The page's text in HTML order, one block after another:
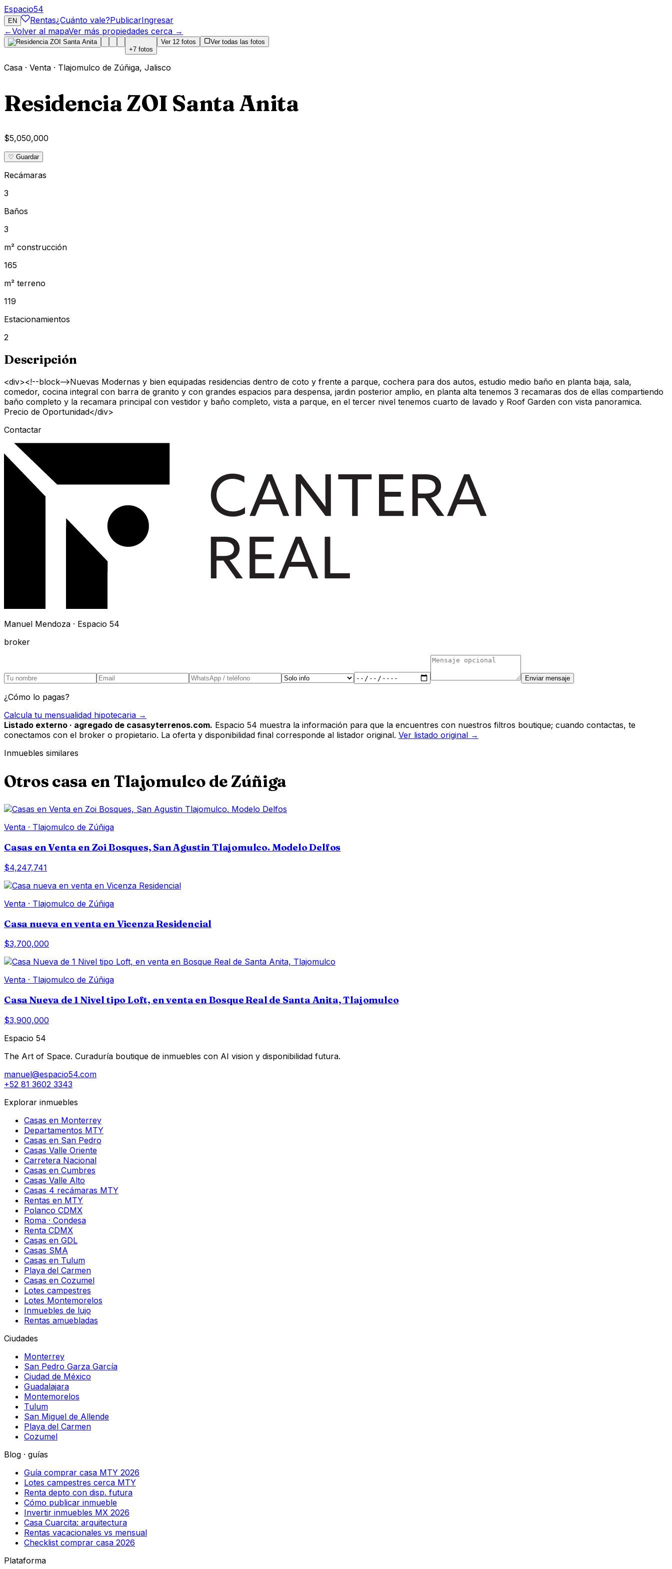
Espacio54
EN Rentas¿Cuánto vale?PublicarIngresar
←Volver al mapaVer más propiedades cerca →
+7 fotos
Ver 12 fotos Ver todas las fotos
Casa · Venta · Tlajomulco de Zúñiga, Jalisco
Residencia ZOI Santa Anita
$5,050,000
♡ Guardar
Recámaras
3
Baños
3
m² construcción
165
m² terreno
119
Estacionamientos
2
Descripción
<div><!--block-->Nuevas Modernas y bien equipadas residencias dentro de coto y frente a parque, cochera para dos autos, estudio medio baño en planta baja, sala,
comedor, cocina integral con barra de granito y con grandes espacios para despensa, jardin posterior amplio, en planta alta tenemos 3 recamaras dos de ellas compartiendo
baño completo y la recamara principal con vestidor y baño completo, vista a parque, en el tercer nivel tenemos cuarto de lavado y Roof Garden con vista panoramica.
Precio de Oportunidad</div>
Contactar
Manuel Mendoza · Espacio 54
broker
Enviar mensaje
¿Cómo lo pagas?
Calcula tu mensualidad hipotecaria →
Listado externo · agregado de casasyterrenos.com. Espacio 54 muestra la información para que la encuentres con nuestros filtros boutique; cuando contactas, te
conectamos con el broker o propietario. La oferta y disponibilidad final corresponde al listador original. Ver listado original →
Inmuebles similares
Otros casa en Tlajomulco de Zúñiga
Venta · Tlajomulco de Zúñiga
Casas en Venta en Zoi Bosques, San Agustin Tlajomulco. Modelo Delfos
$4,247,741
Venta · Tlajomulco de Zúñiga
Casa nueva en venta en Vicenza Residencial
$3,700,000
Venta · Tlajomulco de Zúñiga
Casa Nueva de 1 Nivel tipo Loft, en venta en Bosque Real de Santa Anita, Tlajomulco
$3,900,000
Espacio 54
The Art of Space. Curaduría boutique de inmuebles con AI vision y disponibilidad futura.
manuel@espacio54.com
+52 81 3602 3343
Explorar inmuebles
Casas en Monterrey
Departamentos MTY
Casas en San Pedro
Casas Valle Oriente
Carretera Nacional
Casas en Cumbres
Casas Valle Alto
Casas 4 recámaras MTY
Rentas en MTY
Polanco CDMX
Roma · Condesa
Renta CDMX
Casas en GDL
Casas SMA
Casas en Tulum
Playa del Carmen
Casas en Cozumel
Lotes campestres
Lotes Montemorelos
Inmuebles de lujo
Rentas amuebladas
Ciudades
Monterrey
San Pedro Garza García
Ciudad de México
Guadalajara
Montemorelos
Tulum
San Miguel de Allende
Playa del Carmen
Cozumel
Blog · guías
Guía comprar casa MTY 2026
Lotes campestres cerca MTY
Renta depto con disp. futura
Cómo publicar inmueble
Invertir inmuebles MX 2026
Casa Cuarcita: arquitectura
Rentas vacacionales vs mensual
Checklist comprar casa 2026
Plataforma